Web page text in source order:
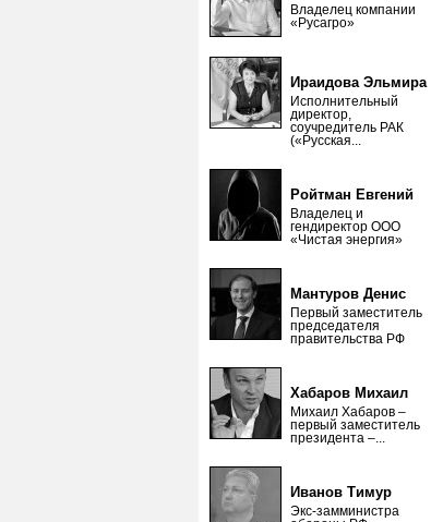
Владелец компании
«Русагро»
Ираидова Эльмира
Исполнительный
директор,
соучредитель РАК
(«Русская...
Ройтман Евгений
Владелец и
гендиректор ООО
«Чистая энергия»
Мантуров Денис
Первый заместитель
председателя
правительства РФ
Хабаров Михаил
Михаил Хабаров –
первый заместитель
президента –...
Иванов Тимур
Экс-замминистра